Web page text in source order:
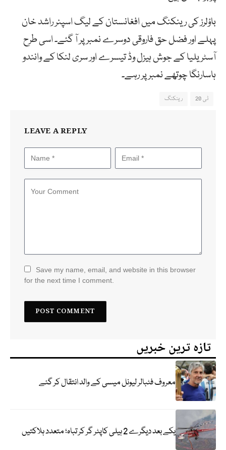
باؤلرز کی رینکنگ میں افغانستان کے لیگ اسپنر راشد خان
پہلے اور فضل حق فاروقی دوسرے نمبر پر آ گئے۔ اسی طرح
آسٹریلیا کے جوش ہیزل وڈ تیسرے اور سری لنکا کے وانندو
ہاسارنگا چوتھے نمبر پر رہے۔
ٹی 20 رینکنگ
LEAVE A REPLY
Save my name, email, and website in this browser
for the next time I comment.
تازہ ترین خبریں
معروف فٹبالر لیونل میسی کے والد انتقال کر گئے
یکے بعد دیگرے 2 ہیلی کاپٹر گر کر تباہ؛ متعدد ہلاکتیں